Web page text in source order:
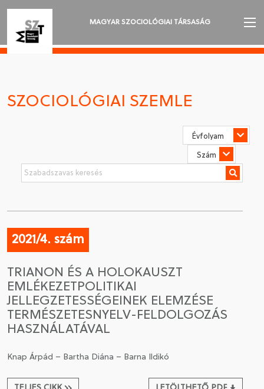
MAGYAR SZOCIOLÓGIAI TÁRSASÁG
SZOCIOLÓGIAI SZEMLE
CSATLAKOZÁS A TÁRSASÁGHOZ / MEGÚJÍTOM A
TAGSÁGOMAT
SZOCIOLÓGIAI SZEMLE
2021/4. szám
TRIANON ÉS A HOLOKAUSZT
EMLÉKEZETPOLITIKAI
JELLEGZETESSÉGEINEK ELEMZÉSE
TERMÉSZETESNYELV-FELDOLGOZÁS
HASZNÁLATÁVAL
Knap Árpád – Bartha Diána – Barna Ildikó